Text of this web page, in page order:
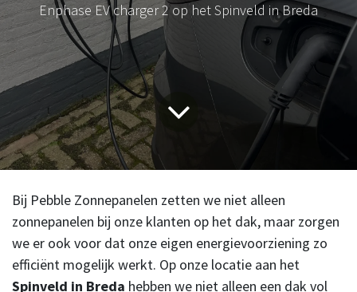
Enphase EV charger 2 op het Spinveld in Breda
Bij Pebble Zonnepanelen zetten we niet alleen
zonnepanelen bij onze klanten op het dak, maar zorgen
we er ook voor dat onze eigen energievoorziening zo
efficiënt mogelijk werkt. Op onze locatie aan het
Spinveld in Breda hebben we niet alleen een dak vol